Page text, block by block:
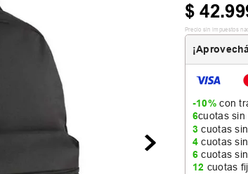
$ 42.
Precio sin impuestos
-10%con
6cuotas
3cuotas
4cuotas
6cuotas
12 cuotas